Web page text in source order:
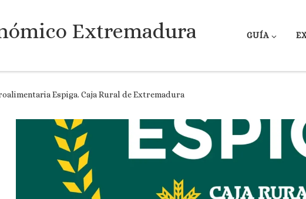
Extremadura GUÍA
Espiga. Caja Rural de Extremadura